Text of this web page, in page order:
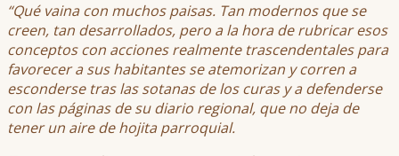
“Qué vaina con muchos paisas. Tan modernos que se
creen, tan desarrollados, pero a la hora de rubricar esos
conceptos con acciones realmente trascendentales para
favorecer a sus habitantes se atemorizan y corren a
esconderse tras las sotanas de los curas y a defenderse
con las páginas de su diario regional, que no deja de
tener un aire de hojita parroquial.